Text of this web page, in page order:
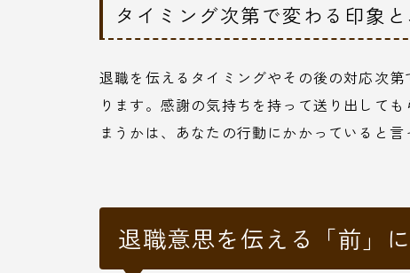
タイミング次第で変わる印象
退職を伝えるタイミングやその後の対応次
ります。感謝の気持ちを持って送り出して
まうかは、あなたの行動にかかっていると言
退職意思を伝える「前」